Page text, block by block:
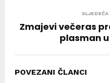
SLJEDEĆA
Zmajevi večeras
plasman
POVEZANI ČLANCI